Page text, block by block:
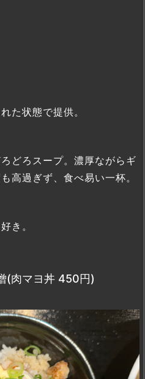
た状態で提供。
どろスープ。濃厚ながらギ
高過ぎず、食べ易い一杯。
き。
(肉マヨ丼 450円)